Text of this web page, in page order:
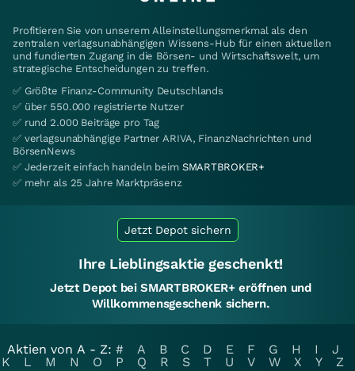
Profitieren Sie von unserem Alleinstellungsmerkmal als den
zentralen verlagsunabhängigen Wissens-Hub für einen aktuellen
und fundierten Zugang in die Börsen- und Wirtschaftswelt, um
strategische Entscheidungen zu treffen.
✅ Größte Finanz-Community Deutschlands
✅ über 550.000 registrierte Nutzer
✅ rund 2.000 Beiträge pro Tag
✅ verlagsunabhängige Partner ARIVA, FinanzNachrichten und
BörsenNews
✅ Jederzeit einfach handeln beim SMARTBROKER+
✅ mehr als 25 Jahre Marktpräsenz
Jetzt Depot sichern
Ihre Lieblingsaktie geschenkt!
Jetzt Depot bei SMARTBROKER+ eröffnen und
Willkommensgeschenk sichern.
Aktien von A - Z: # A B C D E F G H I
J
K
L M N O P Q R S T U V W X Y
Z